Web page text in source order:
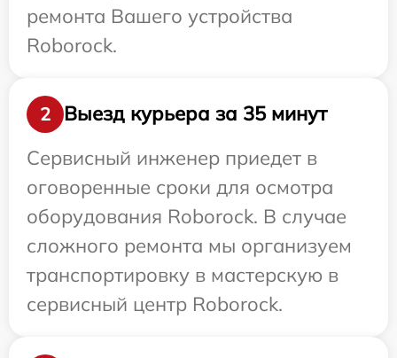
ремонта Вашего устройства
Roborock.
2
Выезд курьера за 35 минут
Сервисный инженер приедет в
оговоренные сроки для осмотра
оборудования Roborock. В случае
сложного ремонта мы организуем
транспортировку в мастерскую в
сервисный центр Roborock.